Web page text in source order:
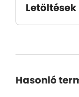
Letöltések
Hasonló